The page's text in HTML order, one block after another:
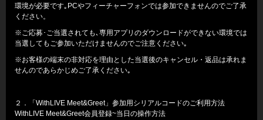
環境が必要です｡PCやフィーチャーフォンでは参加できませんのでご了承
ください。
※ご応募･ご当選されても､専用アプリのダウンロードができない環境では
当選してもご参加いただけませんのでご注意ください｡
※お客様の端末の非対応を理由とした当選後のキャンセル・返品は承れま
せんのであらかじめご了承ください｡
２．「WithLIVE Meet&Greet」参加用シリアルコードのご利用方法
WithLIVE Meet&Greet会員登録~当日の操作方法